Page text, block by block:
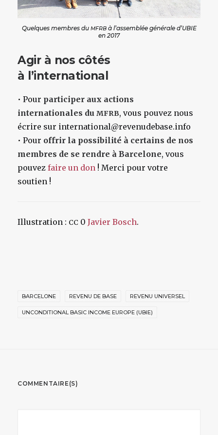
Quelques membres du MFRBà l’assemblée générale d’UBIE
en 2017
Agir à nos côtés
à l’international
• Pour participer aux actions
internationales du MFRB, vous pouvez nous
écrire sur international@revenudebase.info
• Pour offrir la possibilité à certains de nos
membres de se rendre à Barcelone, vous
pouvez faire un don ! Merci pour votre
soutien !
Illustration : CC 0 Javier Bosch.
BARCELONE REVENU DE BASE REVENU UNIVERSEL
UNCONDITIONAL BASIC INCOME EUROPE (UBIE)
COMMENTAIRE(S)